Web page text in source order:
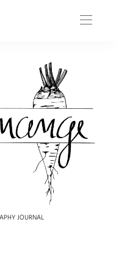
JOURNAL